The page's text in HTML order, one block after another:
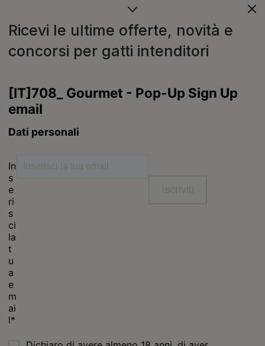
Ricevi le ultime offerte, novità e
concorsi per gatti intenditori
Purina